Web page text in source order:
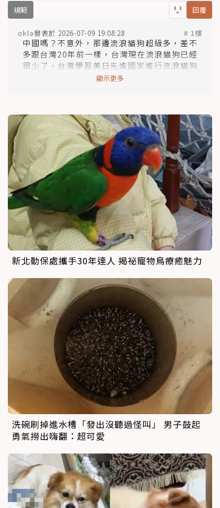
規範 回覆
okla 2026-07-09 19:08:28 # 1樓
中國嗎？不意外，那邊流浪貓狗超級多，差不
多跟台灣20年前一樣，台灣現在流浪貓狗已經
很少了，台灣學習美日先進國家進行流浪貓狗
節育，經過多年下來城市地區早已沒有甚麼流
顯示更多
新北動保處攜手30年達人 揭祕寵物鳥療癒魅力
洗碗刷掉進水槽「發出沒聽過怪叫」 男子鼓起
勇氣撈出嗨翻：超可愛